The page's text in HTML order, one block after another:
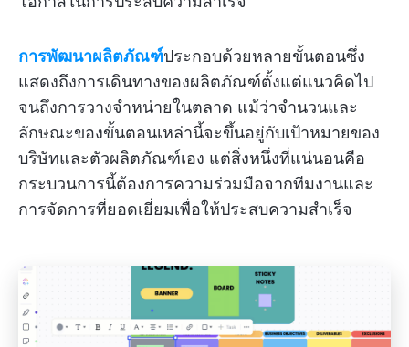
การพัฒนาผลิตภัณฑ์ประกอบด้วยหลายขั้นตอนซึ่ง
แสดงถึงการเดินทางของผลิตภัณฑ์ตั้งแต่แนวคิดไป
จนถึงการวางจำหน่ายในตลาด แม้ว่าจำนวนและ
ลักษณะของขั้นตอนเหล่านี้จะขึ้นอยู่กับเป้าหมายของ
บริษัทและตัวผลิตภัณฑ์เอง แต่สิ่งหนึ่งที่แน่นอนคือ
กระบวนการนี้ต้องการความร่วมมือจากทีมงานและ
การจัดการที่ยอดเยี่ยมเพื่อให้ประสบความสำเร็จ